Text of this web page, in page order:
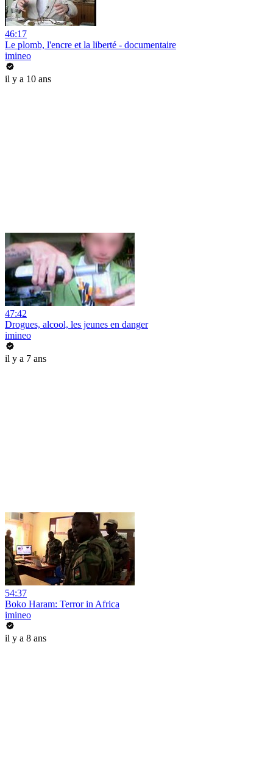
46:17
Le plomb, l'encre et la liberté - documentaire
imineo
il y a 10 ans
47:42
Drogues, alcool, les jeunes en danger
imineo
il y a 7 ans
54:37
Boko Haram: Terror in Africa
imineo
il y a 8 ans